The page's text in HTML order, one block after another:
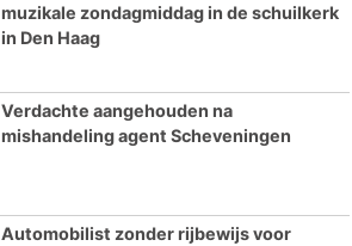
muzikale zondagmiddag in de schuilkerk
in Den Haag
Verdachte aangehouden na
mishandeling agent Scheveningen
Automobilist zonder rijbewijs voor